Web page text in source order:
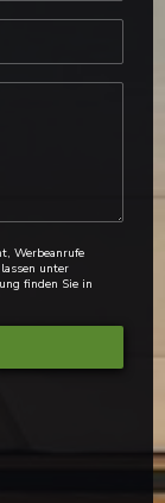
Werbeanrufe
unter
finden Sie in